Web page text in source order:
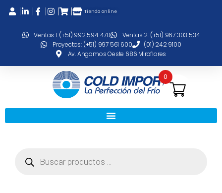
Ventas 1: (+51) 992 594 470
Ventas 2: (+51) 967 303 534
Proyectos: (+51) 997 561 600
(01) 242 9100
Av. Angamos Oeste 686 Miraflores
Tienda online
0